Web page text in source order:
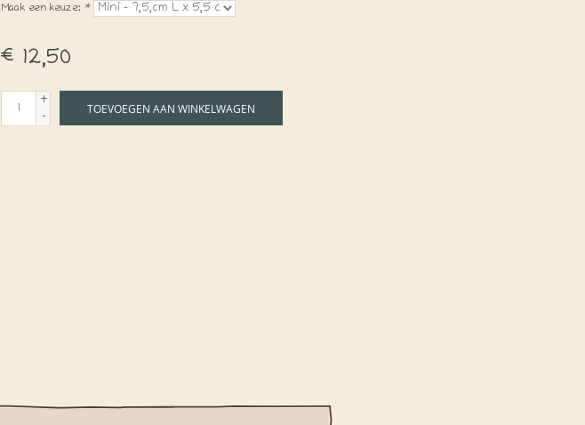
Maak een keuze: *
€12,50
+
-
TOEVOEGEN AAN WINKELWAGEN